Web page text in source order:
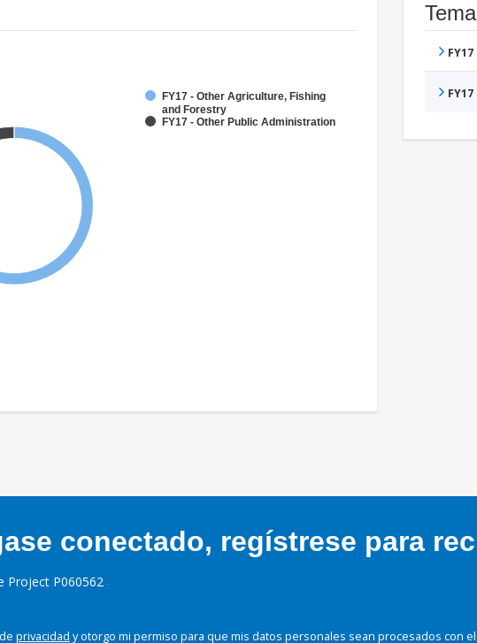
FY17 - Other Agriculture, Fishing
and Forestry
FY17 - Other Public Administration
conectado, regístrese para
Project P060562
privacidad y otorgo mi permiso para que mis datos personales sean procesados con